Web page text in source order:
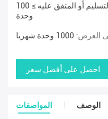
5 أيام خلال التسليم أو المتفق عليه ≥ 100
وحدة
العرض: 1000 وحدة شهريا
احصل على أفضل سعر
المواصفات الوصف